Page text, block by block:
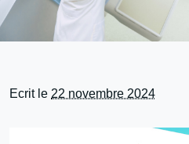
Ecrit le 22 novembre 2024